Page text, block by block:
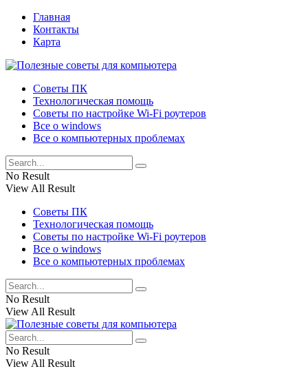
Главная
Контакты
Карта
Советы ПК
Технологическая помощь
Советы по настройке Wi-Fi роутеров
Все о windows
Все о компьютерных проблемах
No Result
View All Result
Советы ПК
Технологическая помощь
Советы по настройке Wi-Fi роутеров
Все о windows
Все о компьютерных проблемах
No Result
View All Result
No Result
View All Result